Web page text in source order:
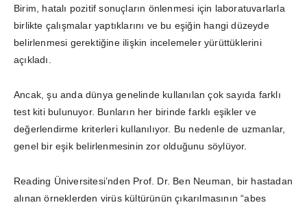
Birim, hatalı pozitif sonuçların önlenmesi için laboratuvarlarla
birlikte çalışmalar yaptıklarını ve bu eşiğin hangi düzeyde
belirlenmesi gerektiğine ilişkin incelemeler yürüttüklerini
açıkladı.
Ancak, şu anda dünya genelinde kullanılan çok sayıda farklı
test kiti bulunuyor. Bunların her birinde farklı eşikler ve
değerlendirme kriterleri kullanılıyor. Bu nedenle de uzmanlar,
genel bir eşik belirlenmesinin zor olduğunu söylüyor.
Reading Üniversitesi’nden Prof. Dr. Ben Neuman, bir hastadan
alınan örneklerden virüs kültürünün çıkarılmasının “abes